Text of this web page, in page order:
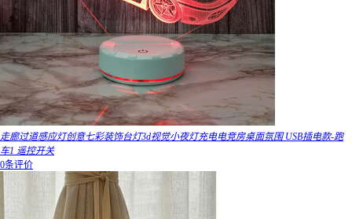
走廊过道感应灯创意七彩装饰台灯3d视觉小夜灯充电电竞房桌面氛围 USB插电款-跑
车1 遥控开关
0条评价